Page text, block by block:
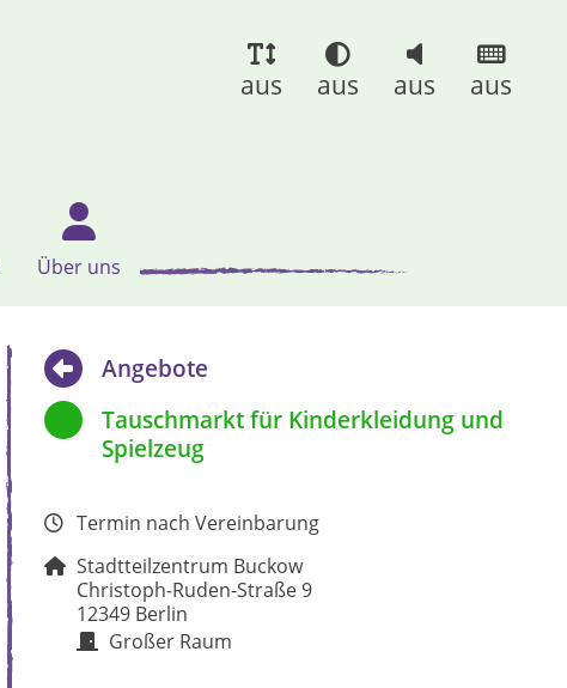
Über uns
aus aus aus aus
Angebote
Tauschmarkt für Kinderkleidung und
Spielzeug
Termin nach Vereinbarung
Stadtteilzentrum Buckow
Christoph-Ruden-Straße 9
12349 Berlin
Großer Raum